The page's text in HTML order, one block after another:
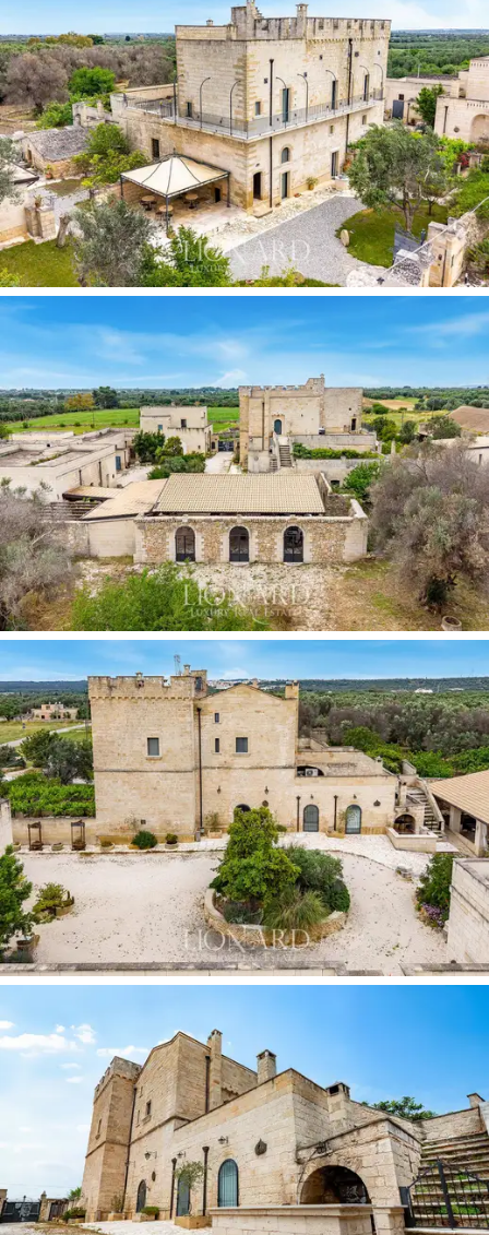
이 저택은 공작 성과 다른 유서 깊은 건물들에 걸
쳐 총9개의 침실과 스위트룸을갖추고 있습니다.
각 객실은 현대적인 편안함과 레체 석재, 아치형
천장, 테라코타 바닥 등 본래의 건축 자재의 특징
을 조화롭게 어우러지도록 세심하게 꾸며져 있습
니다. 9개의 전용 욕실은 이 저택의 명성에 걸맞은
높은 수준을 자랑합니다.
옛 석조 맷돌이 그대로 보존된 지하 기름 방앗간
은현재 레스토랑으로 탈바꿈하여, 고급스러운 분
위기를 자아내며 단지 전체가 본연의 목적에 부합
하는 공간으로 거듭났습니다.살렌토 북부에서 가
장 크고 희귀한 규모를 자랑하는 지하 얼음 저장
고는 프랑스 문화유산청(FAI)에 등재되어 있으며,
단지 내 두 구역을 연결하는 통로형 저수조를 통
해 매혹적인 지하 탐방로를 제공합니다. 역사적 가
치가 높은 이 건물들 중에는 20세기 초까지 포도
압착에 사용되었던중세 시대의 포도 압착기도
완벽하게 보존되어 있습니다.
19세기 전반에 건축되어 봉헌된 예배당은 이 부지
에 보기 드문 영적인 요소를 더해줍니다. 18세기
대형 헛간, 마구간, 그리고 19세기 농가들은 건축
물 단지를 완성하여 남부 풀리아의 7세기 역사를
이야기하는 조화롭고 층위적인 건축 앙상블을 이
룹니다.
1,430그루의 웅장한 올리브 나무로 이루어진 장엄
한 올리브 숲은약 4헥타르에 달하는 생산적인 토
지에 펼쳐져 있으며, 뛰어난 식물학적, 경관적 가
치를 지닌 식물들을 감상할 수 있어 부지 전체를
압도합니다. 나머지 16헥타르의 주변 토지는테라
델레 그라비네 지역 자연 공원 내에 자리 잡고 있
어,오랜 세월 동안 경관 보호를 보장하는 보기 드
문 규모의 부지를 완성합니다. 수영장과 23개의
전용 주차 공간은 이 레지던스의 편의 시설을 더
욱 완벽하게 해줍니다.